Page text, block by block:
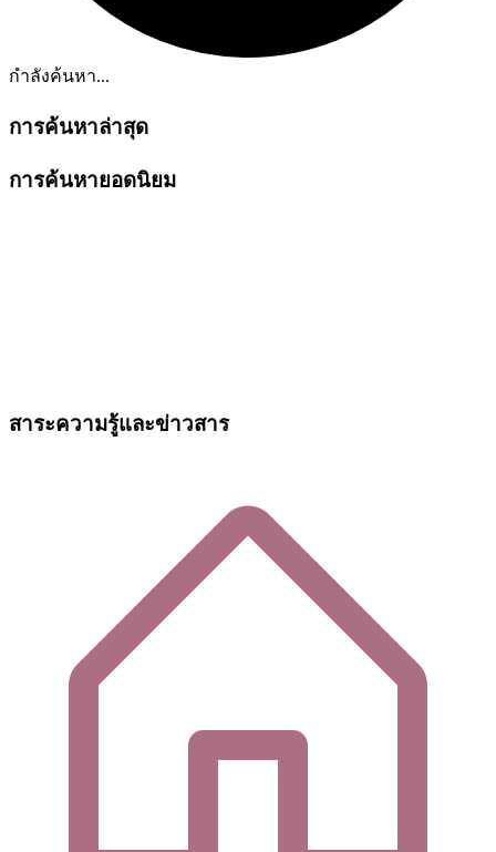
กำลังค้นหา...
การค้นหาล่าสุด
การค้นหายอดนิยม
สาระความรู้และข่าวสาร